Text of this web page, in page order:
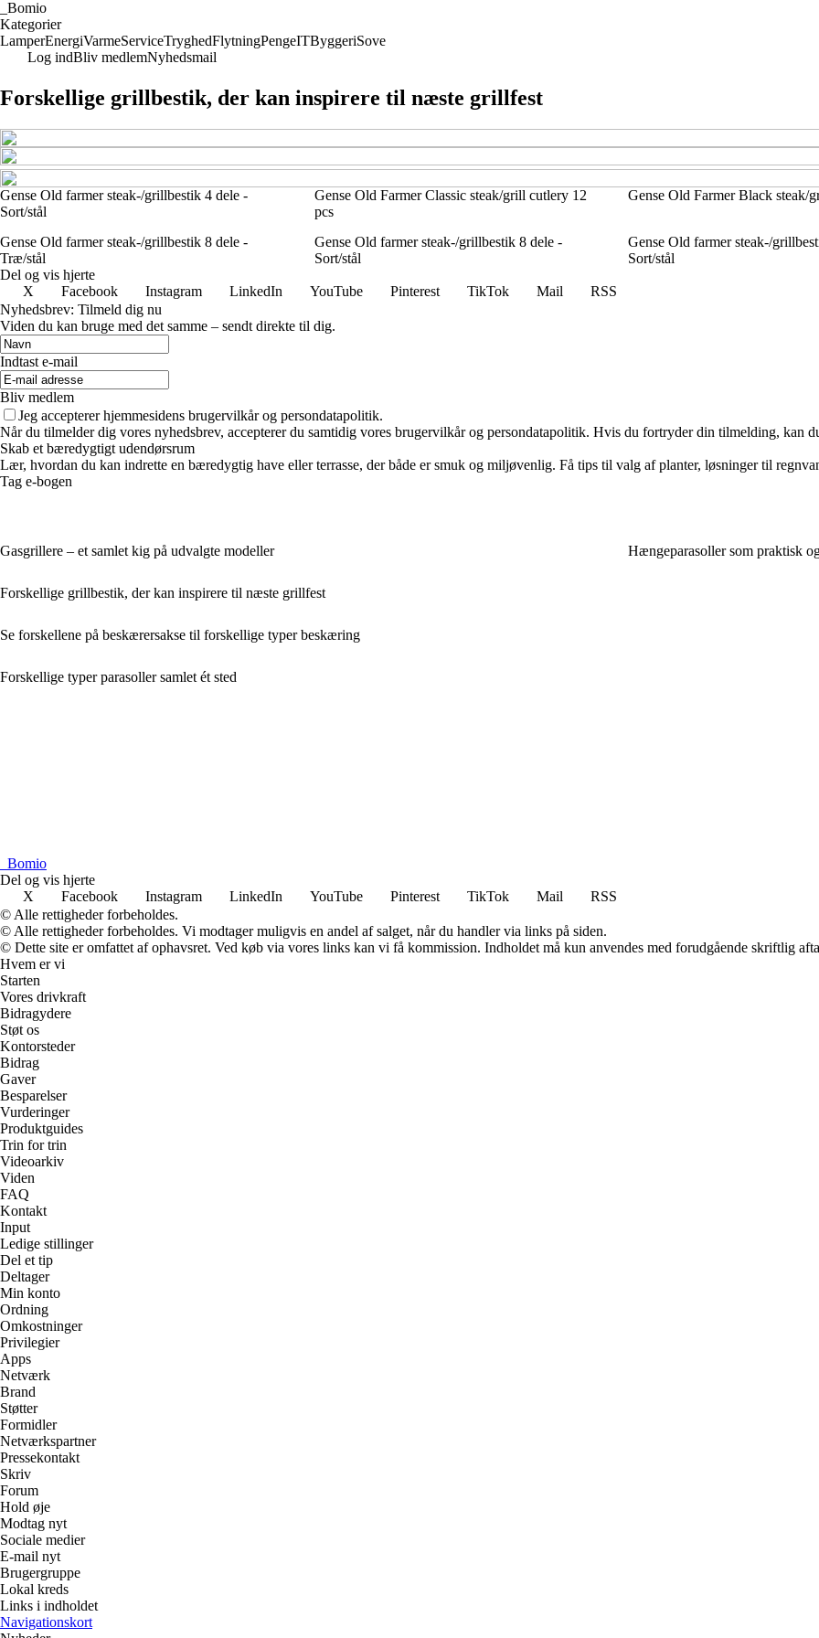
Bomio
Kategorier
LamperEnergiVarmeServiceTryghedFlytningPengeITByggeriSove
Log indBliv medlemNyhedsmail
Forskellige grillbestik, der kan inspirere til næste grillfest
Gense Old farmer steak-/grillbestik 4 dele -
Sort/stål
Gense Old Farmer Classic steak/grill cutlery 12
pcs
Gense Old Farmer Black steak/
Gense Old farmer steak-/grillbestik 8 dele -
Træ/stål
Gense Old farmer steak-/grillbestik 8 dele -
Sort/stål
Gense Old farmer steak-/
Sort/stål
Del og vis hjerte
X
Facebook Instagram LinkedIn YouTube Pinterest TikTok Mail
RSS
Nyhedsbrev: Tilmeld dig nu
Viden du kan bruge med det samme – sendt direkte til dig.
Indtast e-mail
Bliv medlem
Jeg accepterer hjemmesidens brugervilkår og persondatapolitik.
Når du tilmelder dig vores nyhedsbrev, accepterer du samtidig vores brugervilkår og persondatapolitik. Hvis du fortryder din tilmelding, kan
Skab et bæredygtigt udendørsrum
Lær, hvordan du kan indrette en bæredygtig have eller terrasse, der både er smuk og miljøvenlig. Få tips til valg af planter, løsninger til
Tag e-bogen
Gasgrillere – et samlet kig på udvalgte modeller
Forskellige grillbestik, der kan inspirere til næste grillfest
Se forskellene på beskærersakse til forskellige typer beskæring
Forskellige typer parasoller samlet ét sted
Hængeparasoller som praktisk
Bomio
Del og vis hjerte
X
Facebook Instagram LinkedIn YouTube Pinterest TikTok Mail
RSS
© Alle rettigheder forbeholdes.
© Alle rettigheder forbeholdes. Vi modtager muligvis en andel af salget, når du handler via links på siden.
© Dette site er omfattet af ophavsret. Ved køb via vores links kan vi få kommission. Indholdet må kun anvendes med forudgående skriftlig
Hvem er vi
Starten
Vores drivkraft
Bidragydere
Støt os
Kontorsteder
Bidrag
Gaver
Besparelser
Vurderinger
Produktguides
Trin for trin
Videoarkiv
Viden
FAQ
Kontakt
Input
Ledige stillinger
Del et tip
Deltager
Min konto
Ordning
Omkostninger
Privilegier
Apps
Netværk
Brand
Støtter
Formidler
Netværkspartner
Pressekontakt
Skriv
Forum
Hold øje
Modtag nyt
Sociale medier
E-mail nyt
Brugergruppe
Lokal kreds
Links i indholdet
Navigationskort